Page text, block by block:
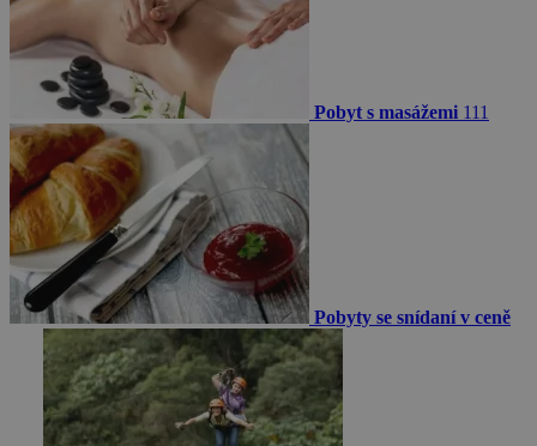
Pobyt s masážemi 111
Pobyty se snídaní v ceně